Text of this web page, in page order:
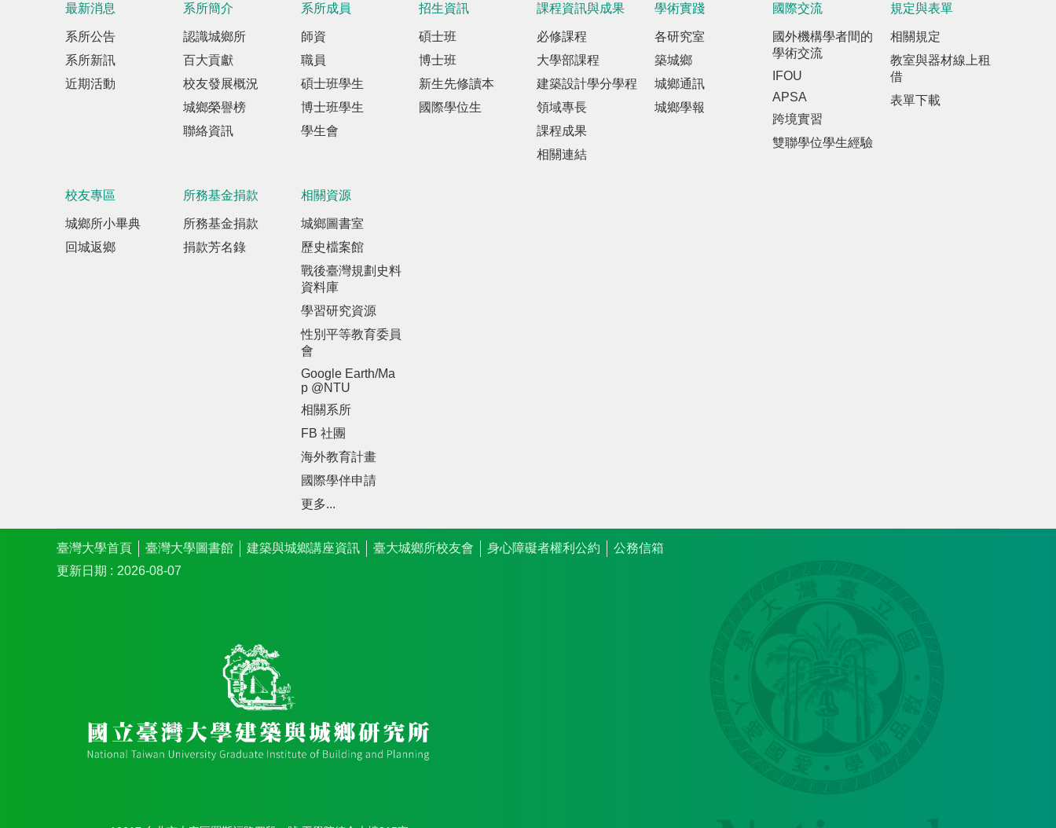
最新消息
系所公告
系所新訊
近期活動
系所簡介
認識城鄉所
百大貢獻
校友發展概況
城鄉榮譽榜
聯絡資訊
系所成員
師資
職員
碩士班學生
博士班學生
學生會
招生資訊
碩士班
博士班
新生先修讀本
國際學位生
課程資訊與成果
必修課程
大學部課程
建築設計學分學程
領域專長
課程成果
相關連結
學術實踐
各研究室
築城鄉
城鄉通訊
城鄉學報
國際交流
國外機構學者間的
學術交流
IFOU
APSA
跨境實習
雙聯學位學生經驗
規定與表單
相關規定
教室與器材線上租
借
表單下載
校友專區
城鄉所小畢典
回城返鄉
所務基金捐款
所務基金捐款
捐款芳名錄
相關資源
城鄉圖書室
歷史檔案館
戰後臺灣規劃史料
資料庫
學習研究資源
性別平等教育委員
會
Google Earth/Ma
p @NTU
相關系所
FB 社團
海外教育計畫
國際學伴申請
更多...
臺灣大學首頁 臺灣大學圖書館 建築與城鄉講座資訊 臺大城鄉所校友會 身心障礙者權利公約
公務信箱
更新日期
2026-08-07